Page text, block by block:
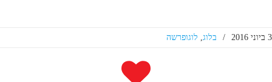
3 ביוני 2016 / בלוג, לוגופרשה